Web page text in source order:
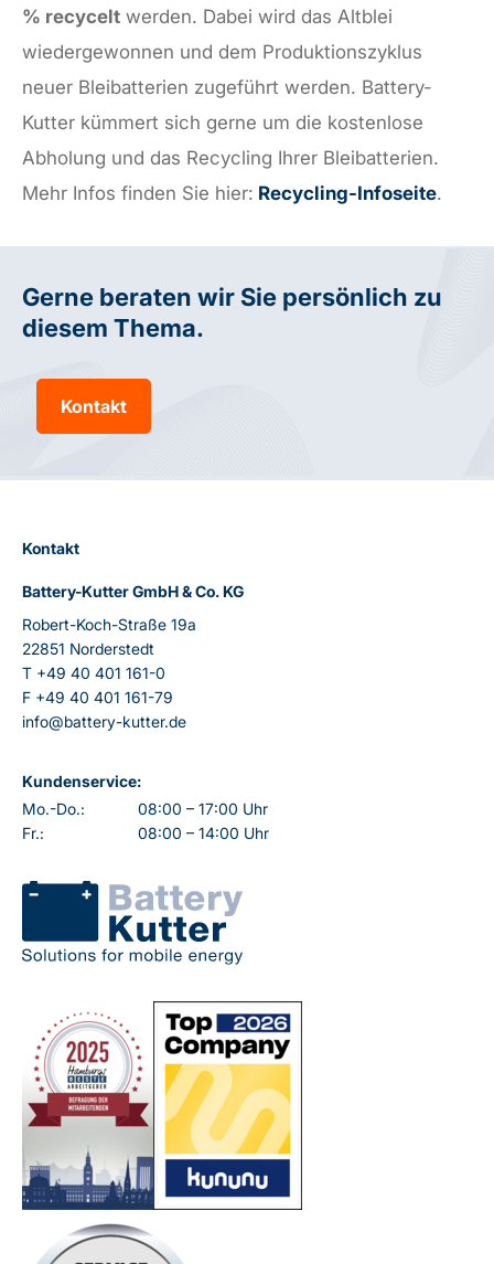
% recycelt werden. Dabei wird das Altblei
wiedergewonnen und dem Produktionszyklus
neuer Bleibatterien zugeführt werden. Battery-
Kutter kümmert sich gerne um die kostenlose
Abholung und das Recycling Ihrer Bleibatterien.
Mehr Infos finden Sie hier: Recycling-Infoseite.
Gerne beraten wir Sie persönlich zu
diesem Thema.
Kontakt
Kontakt
Battery-Kutter GmbH & Co. KG
Robert-Koch-Straße 19a
22851 Norderstedt
T +49 40 401 161-0
F +49 40 401 161-79
info@battery-kutter.de
Kundenservice:
Mo.-Do.:
08:00 – 17:00 Uhr
Fr.:
08:00 – 14:00 Uhr